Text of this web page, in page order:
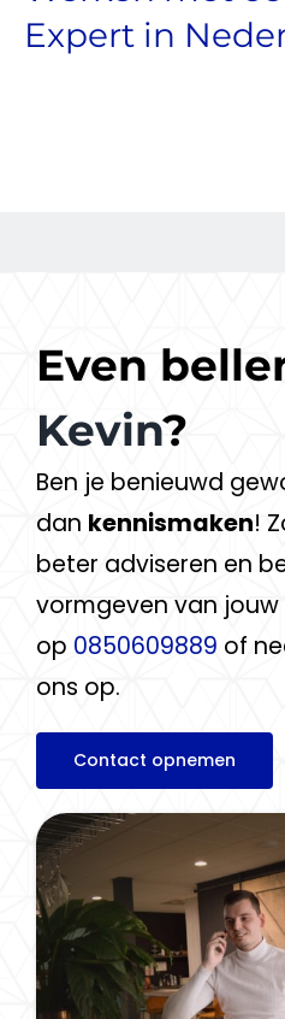
Expert in
Even
Kevin?
Ben je benieuwd
dan kennismaken!
beter adviseren en
vormgeven van jouw
op 0850609889 of
ons op.
Contact opnemen